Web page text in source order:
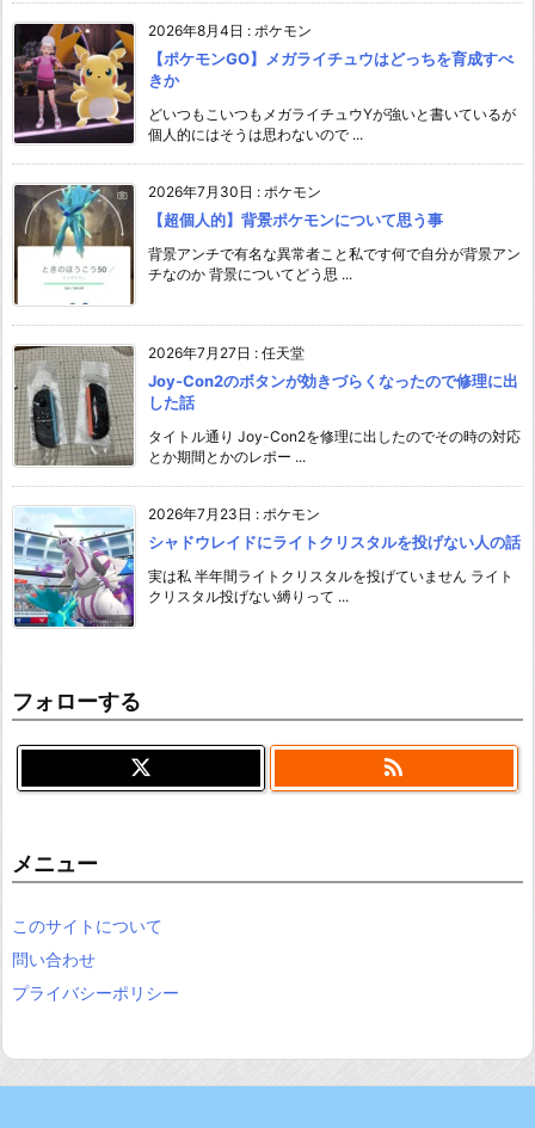
2026年8月4日 : ポケモン
【ポケモンGO】メガライチュウはどっちを育成すべ
きか
どいつもこいつもメガライチュウYが強いと書いているが
個人的にはそうは思わないので ...
2026年7月30日 : ポケモン
【超個人的】背景ポケモンについて思う事
背景アンチで有名な異常者こと私です何で自分が背景アン
チなのか 背景についてどう思 ...
2026年7月27日 : 任天堂
Joy-Con2のボタンが効きづらくなったので修理に出
した話
タイトル通り Joy-Con2を修理に出したのでその時の対応
とか期間とかのレポー ...
2026年7月23日 : ポケモン
シャドウレイドにライトクリスタルを投げない人の話
実は私 半年間ライトクリスタルを投げていません ライト
クリスタル投げない縛りって ...
フォローする

メニュー
このサイトについて
問い合わせ
プライバシーポリシー